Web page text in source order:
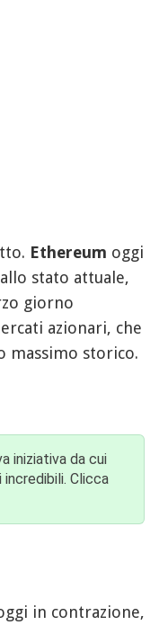
Ethereum oggi
stato attuale,
giorno
azionari, che
massimo storico.
iniziativa da cui
Clicca
in contrazione,